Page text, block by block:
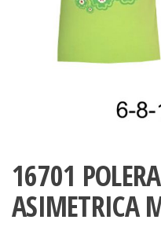
16701
ASIMETRICA